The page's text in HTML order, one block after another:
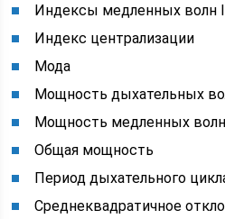
Индексы медленных волн
Индекс централизации
Мода
Мощность дыхательных
Мощность медленных
Общая мощность
Период дыхательного
Среднеквадратичное